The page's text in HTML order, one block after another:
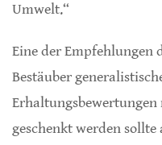
Umwelt.“
Eine der Empfehlungen
Bestäuber
geschenkt werden sollte